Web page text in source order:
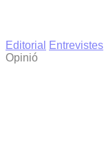
Editorial
Entrevistes
Opinió